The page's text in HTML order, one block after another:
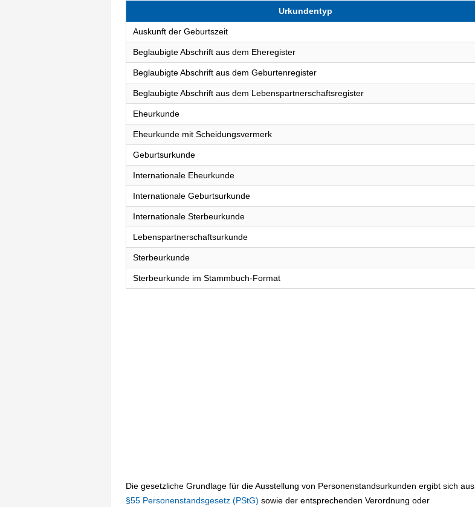
Urkundentyp
Auskunft der Geburtszeit
Beglaubigte Abschrift aus dem Eheregister
Beglaubigte Abschrift aus dem Geburtenregister
Beglaubigte Abschrift aus dem Lebenspartnerschaftsregister
Eheurkunde
Eheurkunde mit Scheidungsvermerk
Geburtsurkunde
Internationale Eheurkunde
Internationale Geburtsurkunde
Internationale Sterbeurkunde
Lebenspartnerschaftsurkunde
Sterbeurkunde
Sterbeurkunde im Stammbuch-Format
Die gesetzliche Grundlage für die Ausstellung von Personenstandsurkunden ergibt sich aus
§55 Personenstandsgesetz (PStG) sowie der entsprechenden Verordnung oder